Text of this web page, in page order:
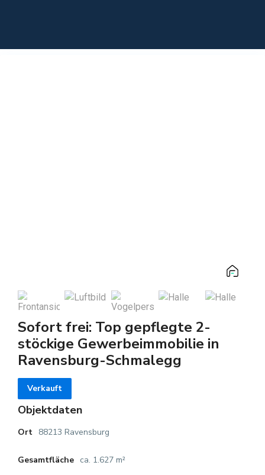
Sofort frei: Top gepflegte 2-
stöckige Gewerbeimmobilie in
Ravensburg-Schmalegg
Verkauft
Objektdaten
Ort 88213 Ravensburg
Gesamtfläche ca. 1.627 m²